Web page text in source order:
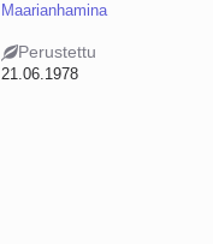
Maarianhamina
Perustettu
21.06.1978